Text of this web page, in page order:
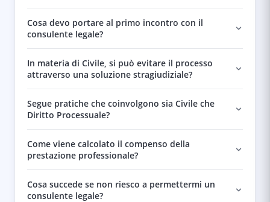
Cosa devo portare al primo incontro con il
consulente legale?
In materia di Civile, si può evitare il processo
attraverso una soluzione stragiudiziale?
Segue pratiche che coinvolgono sia Civile che
Diritto Processuale?
Come viene calcolato il compenso della
prestazione professionale?
Cosa succede se non riesco a permettermi un
consulente legale?